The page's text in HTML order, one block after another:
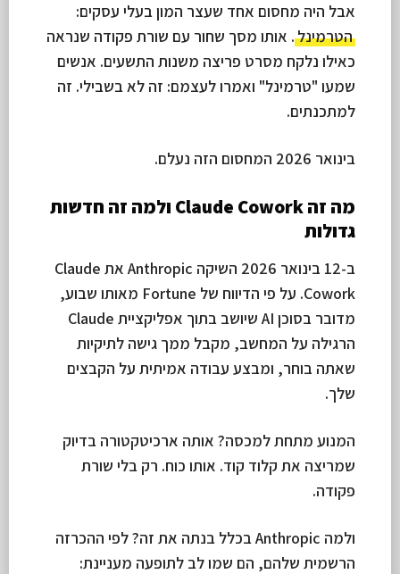
אבל היה מחסום אחד שעצר המון בעלי עסקים:
הטרמינל. אותו מסך שחור עם שורת פקודה שנראה
כאילו נלקח מסרט פריצה משנות התשעים. אנשים
שמעו "טרמינל" ואמרו לעצמם: זה לא בשבילי. זה
למתכנתים.
בינואר 2026 המחסום הזה נעלם.
מה זה Claude Cowork ולמה זה חדשות
גדולות
ב-12 בינואר 2026 השיקה Anthropic את Claude
Cowork. על פי הדיווח של Fortune מאותו שבוע,
מדובר בסוכן AI שיושב בתוך אפליקציית Claude
הרגילה על המחשב, מקבל ממך גישה לתיקיות
שאתה בוחר, ומבצע עבודה אמיתית על הקבצים
שלך.
המנוע מתחת למכסה? אותה ארכיטקטורה בדיוק
שמריצה את קלוד קוד. אותו כוח. רק בלי שורת
פקודה.
ולמה Anthropic בכלל בנתה את זה? לפי ההכרזה
הרשמית שלהם, הם שמו לב לתופעה מעניינת: